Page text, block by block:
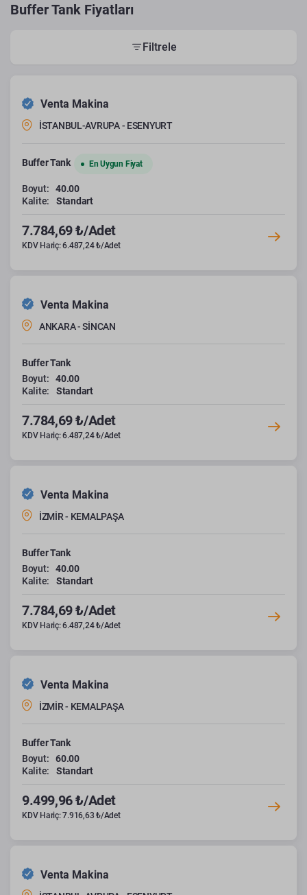
Buffer Tank Fiyatları
Filtrele
Venta Makina
İSTANBUL-AVRUPA - ESENYURT
Buffer Tank En Uygun Fiyat
Boyut:
40.00
Kalite:
Standart
7.784,69 ₺/Adet
KDV Hariç: 6.487,24 ₺/Adet
Venta Makina
ANKARA - SİNCAN
Buffer Tank
Boyut:
40.00
Kalite:
Standart
7.784,69 ₺/Adet
KDV Hariç: 6.487,24 ₺/Adet
Venta Makina
İZMİR - KEMALPAŞA
Buffer Tank
Boyut:
40.00
Kalite:
Standart
7.784,69 ₺/Adet
KDV Hariç: 6.487,24 ₺/Adet
Venta Makina
İZMİR - KEMALPAŞA
Buffer Tank
Boyut:
60.00
Kalite:
Standart
9.499,96 ₺/Adet
KDV Hariç: 7.916,63 ₺/Adet
Venta Makina